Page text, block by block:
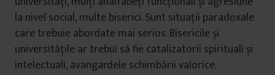
la nivel social, multe biserici. Sunt situații paradoxale
care trebuie abordate mai serios. Bisericile și
universitățile ar trebui să fie catalizatorii spirituali și
intelectuali, avangardele schimbării valorice.